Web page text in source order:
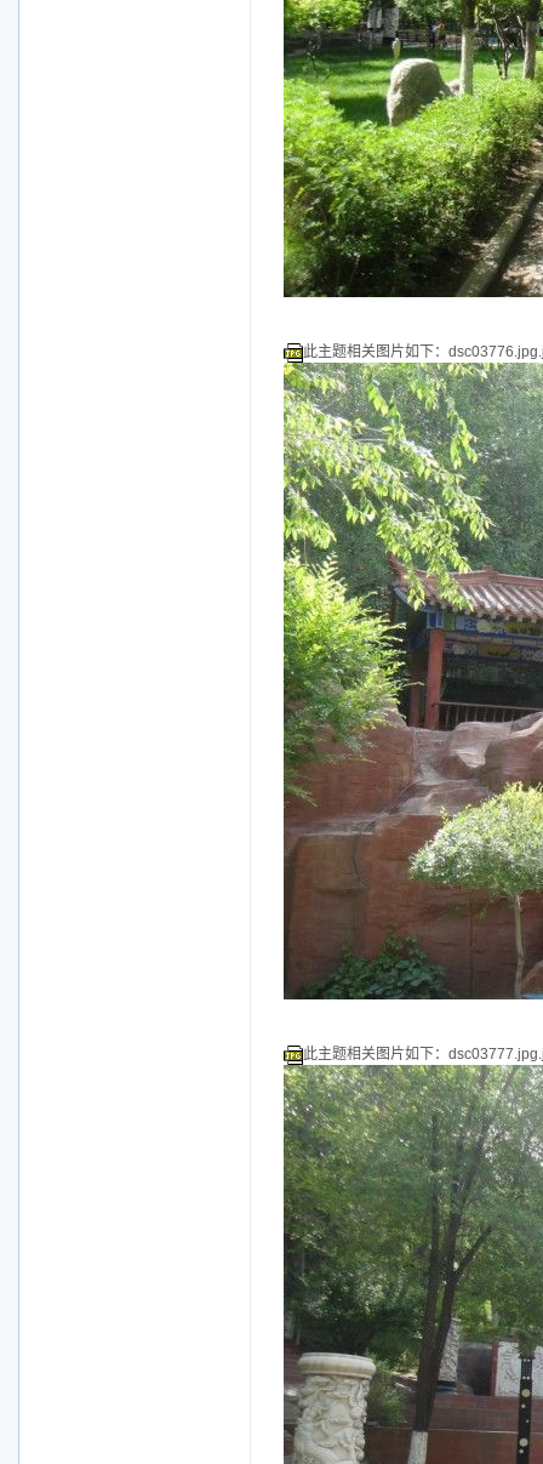
此主题相关图片如下：
此主题相关图片如下：